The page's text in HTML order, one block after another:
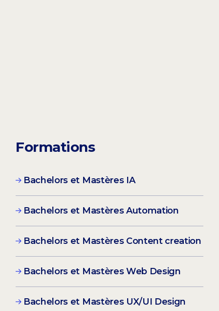
Formations
Bachelors et Mastères IA
Bachelors et Mastères Automation
Bachelors et Mastères Content creation
Bachelors et Mastères Web Design
Bachelors et Mastères UX/UI Design